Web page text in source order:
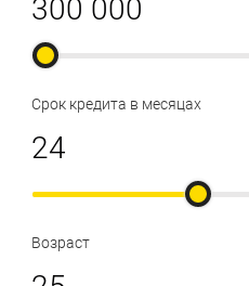
Срок кредита в месяцах
Возраст